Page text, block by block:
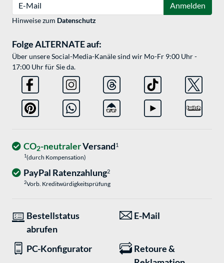
Anmelden
Hinweise zum Datenschutz
Folge ALTERNATE auf:
Über unsere Social-Media-Kanäle sind wir Mo-Fr 9:00 Uhr -
17:00 Uhr für Sie da.
CO2-neutralerVersand1
1(durch Kompensation)
PayPal Ratenzahlung2
2Vorb. Kreditwürdigkeitsprüfung
Bestellstatus
abrufen
E-Mail
PC-Konfigurator
Retoure &